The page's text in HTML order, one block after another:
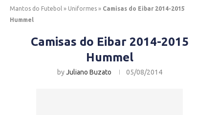
Mantos do Futebol » Uniformes » Camisas do Eibar 2014-2015
Hummel
Camisas do Eibar 2014-2015
Hummel
byJuliano Buzato 05/08/2014